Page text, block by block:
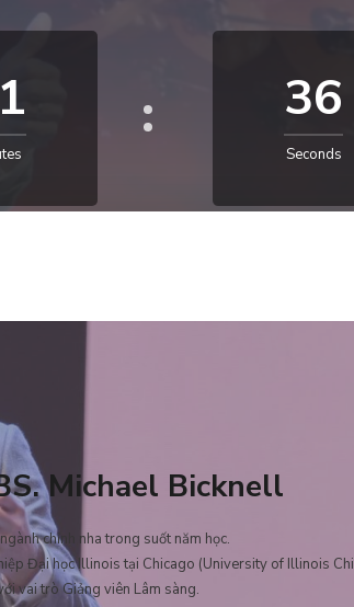
34
Seconds
Michael Bicknell
chỉnh nha trong suốt năm học.
Đại học Illinois tại Chicago (University of Illinois
vai trò Giảng viên Lâm sàng.